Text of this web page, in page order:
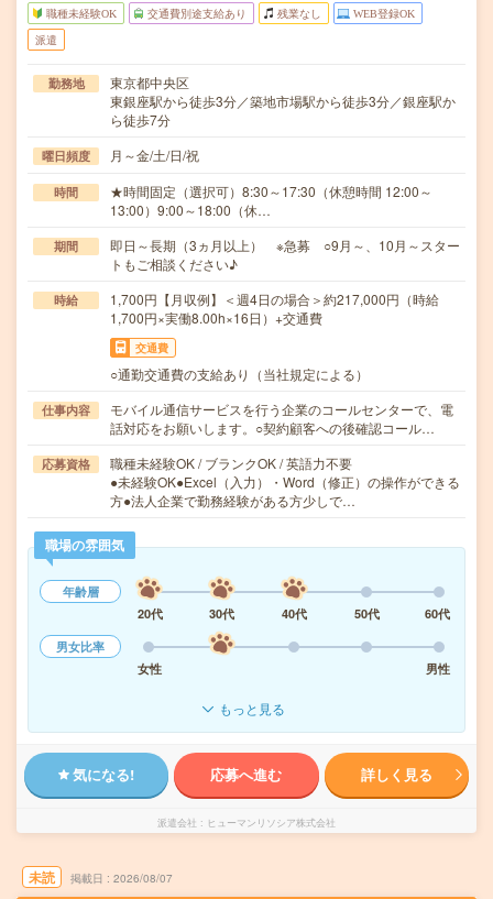
職種未経験OK 交通費別途支給あり 残業なし WEB登録OK
派遣
勤務地
東京都中央区
東銀座駅から徒歩3分／築地市場駅から徒歩3分／銀座駅か
ら徒歩7分
曜日頻度 月～金/土/日/祝
時間
★時間固定（選択可）8:30～17:30（休憩時間 12:00～
13:00）9:00～18:00（休…
期間
即日～長期（3ヵ月以上） ※急募 ○9月～、10月～スター
トもご相談ください♪
時給
1,700円【月収例】＜週4日の場合＞約217,000円（時給
1,700円×実働8.00h×16日）+交通費
交通費
○通勤交通費の支給あり（当社規定による）
仕事内容
モバイル通信サービスを行う企業のコールセンターで、電
話対応をお願いします。○契約顧客への後確認コール…
応募資格
職種未経験OK / ブランクOK / 英語力不要
●未経験OK●Excel（入力）・Word（修正）の操作ができる
方●法人企業で勤務経験がある方少しで…
職場の雰囲気
年齢層
20代
30代 40代 50代
60代
男女比率
女性
男性
もっと見る
気になる! 応募へ進む 詳しく見る
派遣会社 ヒューマンリソシア株式会社
未読 掲載日 2026/08/07